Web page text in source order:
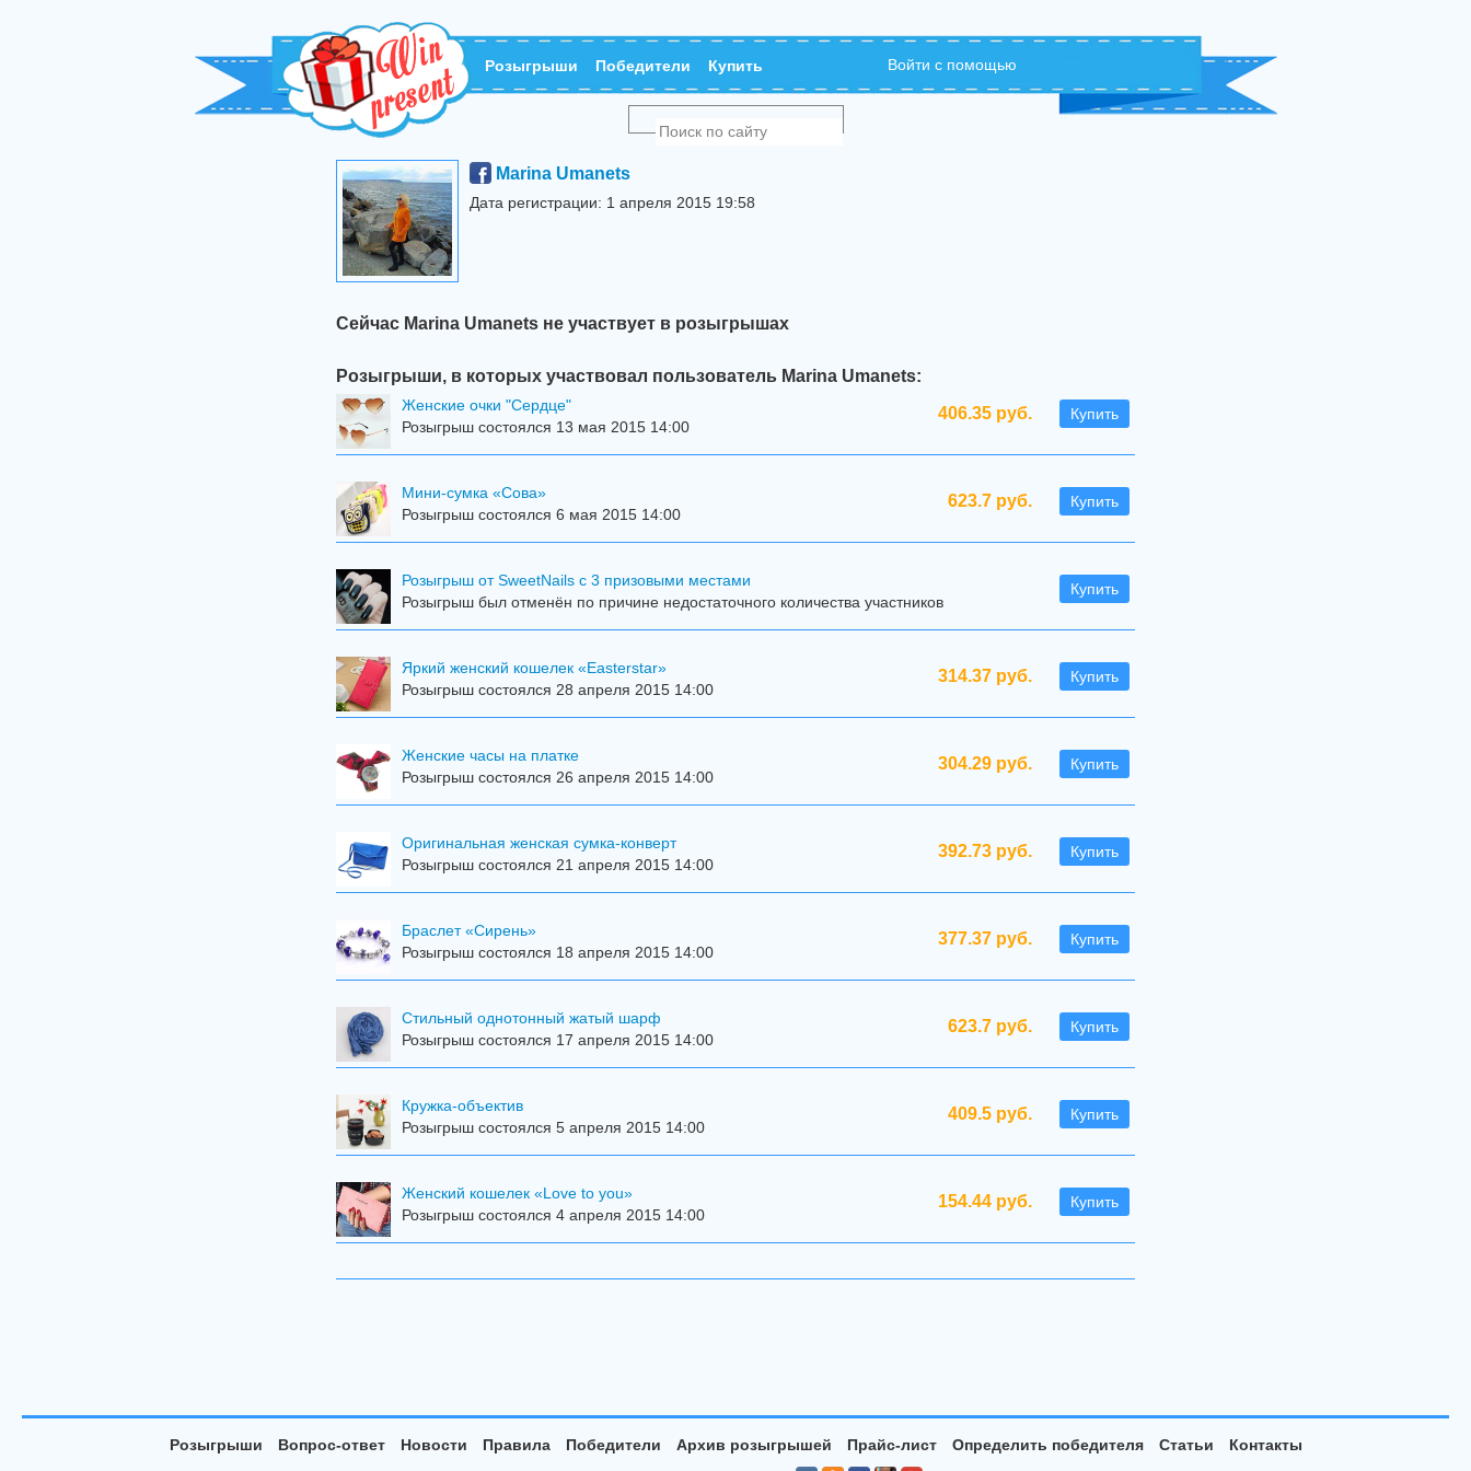
Розыгрыши Победители Купить Войти с помощью
Marina Umanets
Дата регистрации: 1 апреля 2015 19:58
Сейчас Marina Umanets не участвует в розыгрышах
Розыгрыши, в которых участвовал пользователь Marina Umanets:
406.35 руб. Купить
Женские очки "Сердце"
Розыгрыш состоялся 13 мая 2015 14:00
623.7 руб. Купить
Мини-сумка «Сова»
Розыгрыш состоялся 6 мая 2015 14:00
Купить
Розыгрыш от SweetNails с 3 призовыми местами
Розыгрыш был отменён по причине недостаточного количества участников
314.37 руб. Купить
Яркий женский кошелек «Easterstar»
Розыгрыш состоялся 28 апреля 2015 14:00
304.29 руб. Купить
Женские часы на платке
Розыгрыш состоялся 26 апреля 2015 14:00
392.73 руб. Купить
Оригинальная женская сумка-конверт
Розыгрыш состоялся 21 апреля 2015 14:00
377.37 руб. Купить
Браслет «Сирень»
Розыгрыш состоялся 18 апреля 2015 14:00
623.7 руб. Купить
Стильный однотонный жатый шарф
Розыгрыш состоялся 17 апреля 2015 14:00
409.5 руб. Купить
Кружка-объектив
Розыгрыш состоялся 5 апреля 2015 14:00
154.44 руб. Купить
Женский кошелек «Love to you»
Розыгрыш состоялся 4 апреля 2015 14:00
Розыгрыши Вопрос-ответ Новости Правила Победители Архив розыгрышей Прайс-лист Определить победителя Статьи
Контакты